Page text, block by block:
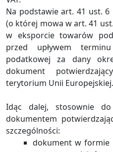
Na podstawie art. 41 ust.
(o której mowa w art. 41
w eksporcie towarów
przed upływem
podatkowej za dany
dokument
terytorium Unii Europejskiej.
Idąc dalej, stosownie
dokumentem
szczególności:
dokument w formie